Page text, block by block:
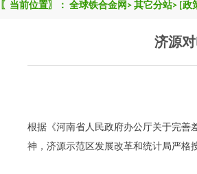
〖当前位置〗： 全球铁合金网 > 其它分站> [政
济源
根据《河南省人民政府办公厅关于完善
神，济源示范区发展改革和统计局严格